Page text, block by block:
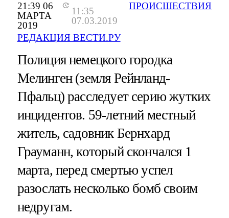
21:39 06
МАРТА
2019
11:35
07.03.2019
РЕДАКЦИЯ ВЕСТИ.РУ
ПРОИСШЕСТВИЯ
Полиция немецкого городка
Мелинген (земля Рейнланд-
Пфальц) расследует серию жутких
инцидентов. 59-летний местный
житель, садовник Бернхард
Грауманн, который скончался 1
марта, перед смертью успел
разослать несколько бомб своим
недругам.